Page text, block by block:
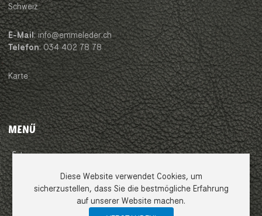
Schweiz
E-Mail: info@emmeleder.ch
Telefon: 034 402 78 78
Karte
MENÜ
Impressum
Datenschutzerklärung
Diese Website verwendet Cookies, um
sicherzustellen, dass Sie die bestmögliche Erfahrung
auf unserer Website machen.